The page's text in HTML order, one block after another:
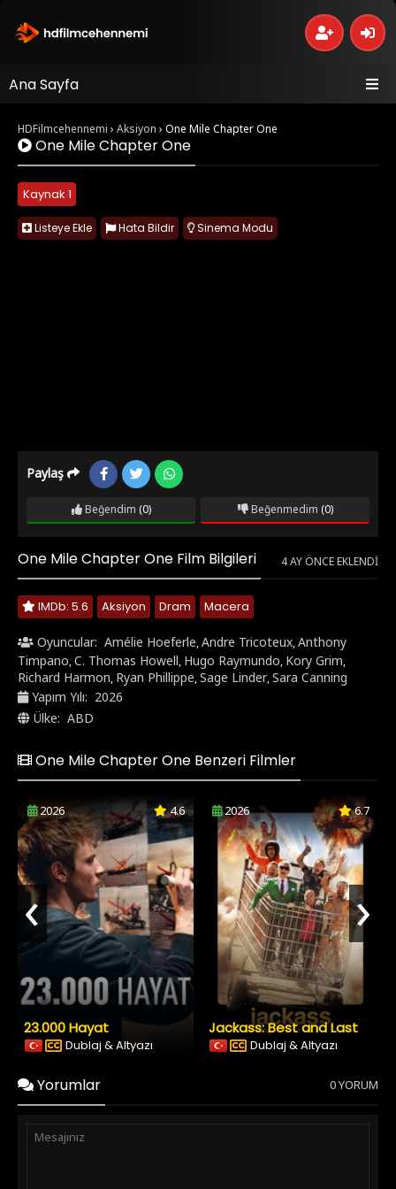
Ana Sayfa
HDFilmcehennemi › Aksiyon › One Mile Chapter One
One Mile Chapter One
Kaynak 1
Listeye Ekle Hata Bildir Sinema Modu
Paylaş
Beğendim (0) Beğenmedim (0)
One Mile Chapter One Film Bilgileri 4 AY ÖNCE EKLENDI
IMDb: 5.6 Aksiyon Dram Macera
Oyuncular: Amélie Hoeferle,Andre Tricoteux,Anthony
Timpano,C. Thomas Howell, Hugo Raymundo, Kory Grim,
Richard Harmon, Ryan Phillippe,Sage Linder,Sara Canning
Yapım Yılı: 2026
Ülke: ABD
One Mile Chapter One Benzeri Filmler
2026 4.6
23.000 Hayat
Dublaj & Altyazı
2026 6.7
Jackass: Best and Last
Dublaj & Altyazı
‹ ›
Yorumlar 0 YORUM